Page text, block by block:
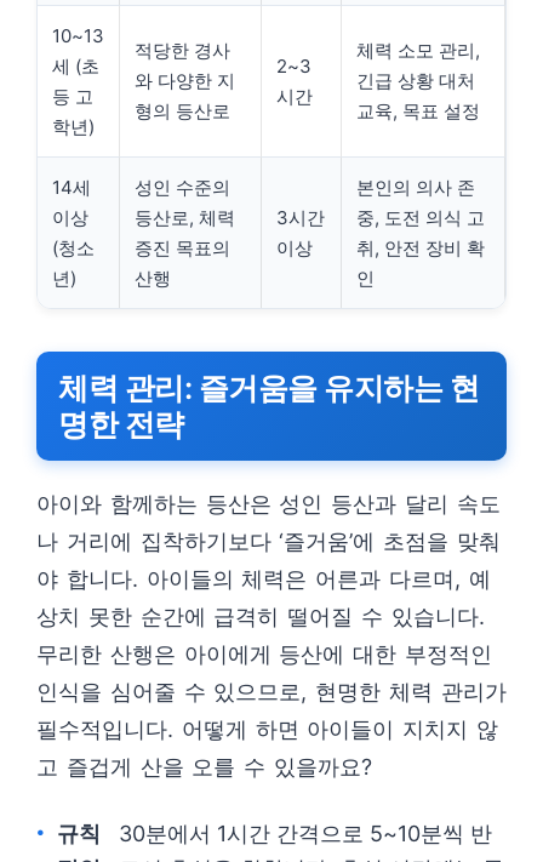
10~13
세 (초
등 고
학년)
적당한 경사
와 다양한 지
형의 등산로
2~3
시간
체력 소모 관리,
긴급 상황 대처
교육, 목표 설정
14세
이상
(청소
년)
성인 수준의
등산로, 체력
증진 목표의
산행
3시간
이상
본인의 의사 존
중, 도전 의식 고
취, 안전 장비 확
인
체력 관리: 즐거움을 유지하는 현
명한 전략
아이와 함께하는 등산은 성인 등산과 달리 속도
나 거리에 집착하기보다 ‘즐거움’에 초점을 맞춰
야 합니다. 아이들의 체력은 어른과 다르며, 예
상치 못한 순간에 급격히 떨어질 수 있습니다.
무리한 산행은 아이에게 등산에 대한 부정적인
인식을 심어줄 수 있으므로, 현명한 체력 관리가
필수적입니다. 어떻게 하면 아이들이 지치지 않
고 즐겁게 산을 오를 수 있을까요?
규칙
30분에서 1시간 간격으로 5~10분씩 반